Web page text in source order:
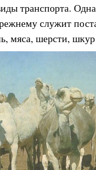
транспорта.
служит
мяса, шерсти,